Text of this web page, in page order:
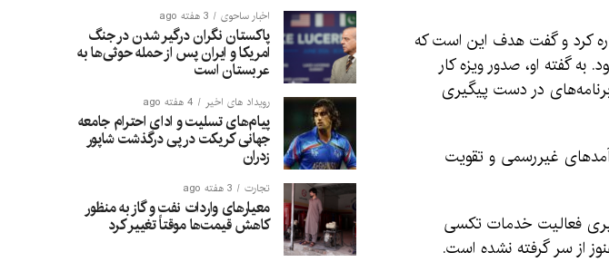
کرد و گفت هدف این است که
گفته او، صدور ویزه کار
در دست پیگیری
غیررسمی و تقویت
فعالیت خدمات تکسی
از سر گرفته نشده است.
اخبار ساحوی 3 هفته ago
پاکستان نگران درگیر شدن در جنگ
امریکا و ایران پس از حمله حوثی‌ها به
عربستان است
رویداد های اخیر 4 هفته ago
پیام‌های تسلیت و ادای احترام جامعه
جهانی کریکت در پی درگذشت شاپور
زدران
تجارت 3 هفته ago
معیارهای واردات نفت و گاز به منظور
کاهش قیمت‌ها موقتاً تغییر کرد